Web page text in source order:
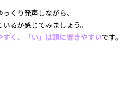
くり発声しながら、
るか感じてみましょう。
すく、「い」は頭に響きやすいです。